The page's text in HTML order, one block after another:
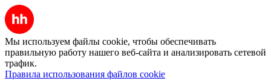
Мы используем файлы cookie, чтобы обеспечивать
правильную работу нашего веб-сайта и анализировать сетевой
трафик.
Правила использования файлов cookie